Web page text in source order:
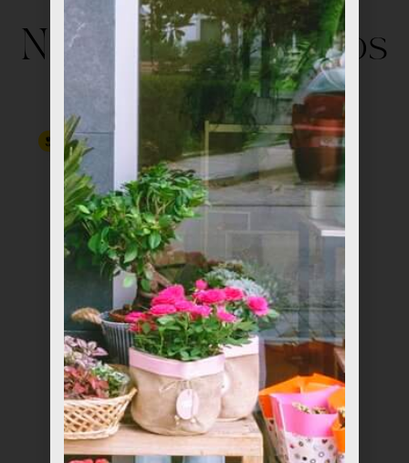
No te pierdas estos
productos
Nuevo